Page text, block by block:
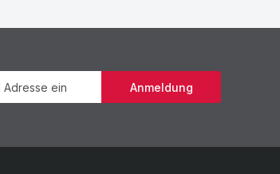
Newsletter Anmeldung